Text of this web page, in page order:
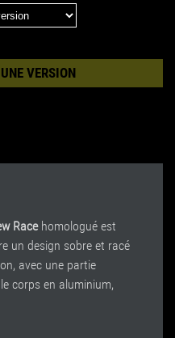
VERSION
Race homologué est
un design sobre et racé
avec une partie
corps en aluminium,